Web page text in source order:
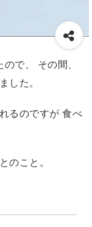
で、 その間、
した。
るのですが 食べ
のこと。